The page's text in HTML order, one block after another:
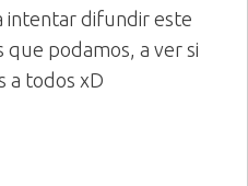
intentar difundir este
podamos, a ver si
a todos xD